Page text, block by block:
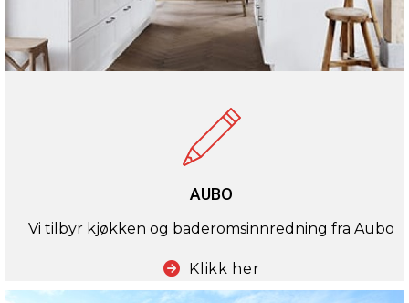
AUBO
Vi tilbyr kjøkken og baderomsinnredning fra Aubo
Klikk her